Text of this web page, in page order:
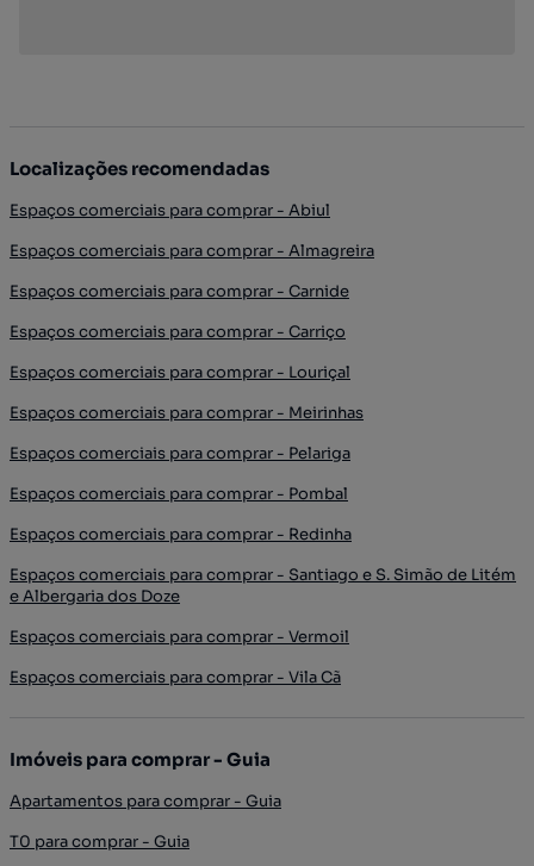
Localizações recomendadas
Espaços comerciais para comprar - Abiul
Espaços comerciais para comprar - Almagreira
Espaços comerciais para comprar - Carnide
Espaços comerciais para comprar - Carriço
Espaços comerciais para comprar - Louriçal
Espaços comerciais para comprar - Meirinhas
Espaços comerciais para comprar - Pelariga
Espaços comerciais para comprar - Pombal
Espaços comerciais para comprar - Redinha
Espaços comerciais para comprar - Santiago e S. Simão de Litém
e Albergaria dos Doze
Espaços comerciais para comprar - Vermoil
Espaços comerciais para comprar - Vila Cã
Imóveis para comprar - Guia
Apartamentos para comprar - Guia
T0 para comprar - Guia